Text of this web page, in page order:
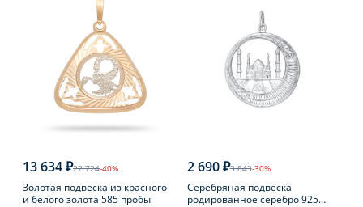
13 634 ₽22 724-40%
Золотая подвеска из красного
и белого золота 585 пробы
2 690 ₽3 843-30%
Серебряная подвеска
родированное серебро 925